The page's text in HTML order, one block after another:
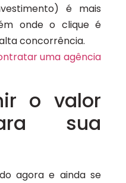
é mais
onde o clique é
concorrência.
uma agência
o valor
sua
agora e ainda se